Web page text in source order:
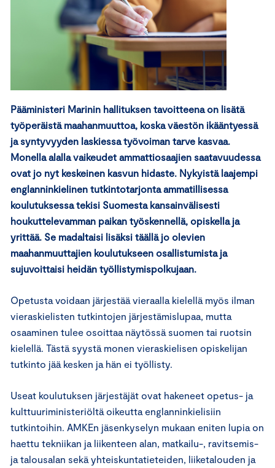
Pääministeri Marinin hallituksen tavoitteena on lisätä
työperäistä maahanmuuttoa, koska väestön ikääntyessä
ja syntyvyyden laskiessa työvoiman tarve kasvaa.
Monella alalla vaikeudet ammattiosaajien saatavuudessa
ovat jo nyt keskeinen kasvun hidaste. Nykyistä laajempi
englanninkielinen tutkintotarjonta ammatillisessa
koulutuksessa tekisi Suomesta kansainvälisesti
houkuttelevamman paikan työskennellä, opiskella ja
yrittää. Se madaltaisi lisäksi täällä jo olevien
maahanmuuttajien koulutukseen osallistumista ja
sujuvoittaisi heidän työllistymispolkujaan.
Opetusta voidaan järjestää vieraalla kielellä myös ilman
vieraskielisten tutkintojen järjestämislupaa, mutta
osaaminen tulee osoittaa näytössä suomen tai ruotsin
kielellä. Tästä syystä monen vieraskielisen opiskelijan
tutkinto jää kesken ja hän ei työllisty.
Useat koulutuksen järjestäjät ovat hakeneet opetus- ja
kulttuuriministeriöltä oikeutta englanninkielisiin
tutkintoihin. AMKEn jäsenkyselyn mukaan eniten lupia on
haettu tekniikan ja liikenteen alan, matkailu-, ravitsemis-
ja talousalan sekä yhteiskuntatieteiden, liiketalouden ja